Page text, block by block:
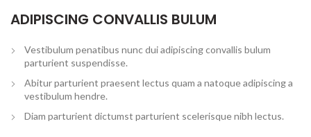
ADIPISCING CONVALLIS BULUM
Vestibulum penatibus nunc dui adipiscing convallis bulum
parturient suspendisse.
Abitur parturient praesent lectus quam a natoque adipiscing a
vestibulum hendre.
Diam parturient dictumst parturient scelerisque nibh lectus.